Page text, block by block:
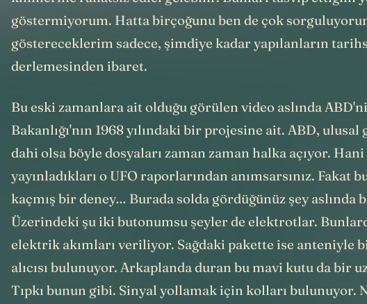
göstermiyorum. Hatta birçoğunu ben de çok
göstereceklerim sadece, şimdiye kadar yapılanların
derlemesinden ibaret.
Bu eski zamanlara ait olduğu görülen video aslında
Bakanlığı'nın 1968 yılındaki bir projesine ait. ABD,
dahi olsa böyle dosyaları zaman zaman halka açıyor.
yayınladıkları o UFO raporlarından anımsarsınız. Fakat
kaçmış bir deney… Burada solda gördüğünüz şey aslında
Üzerindeki şu iki butonumsu şeyler de elektrotlar.
elektrik akımları veriliyor. Sağdaki pakette ise anteniyle
alıcısı bulunuyor. Arkaplanda duran bu mavi kutu da bir
Tıpkı bunun gibi. Sinyal yollamak için kolları bulunuyor.